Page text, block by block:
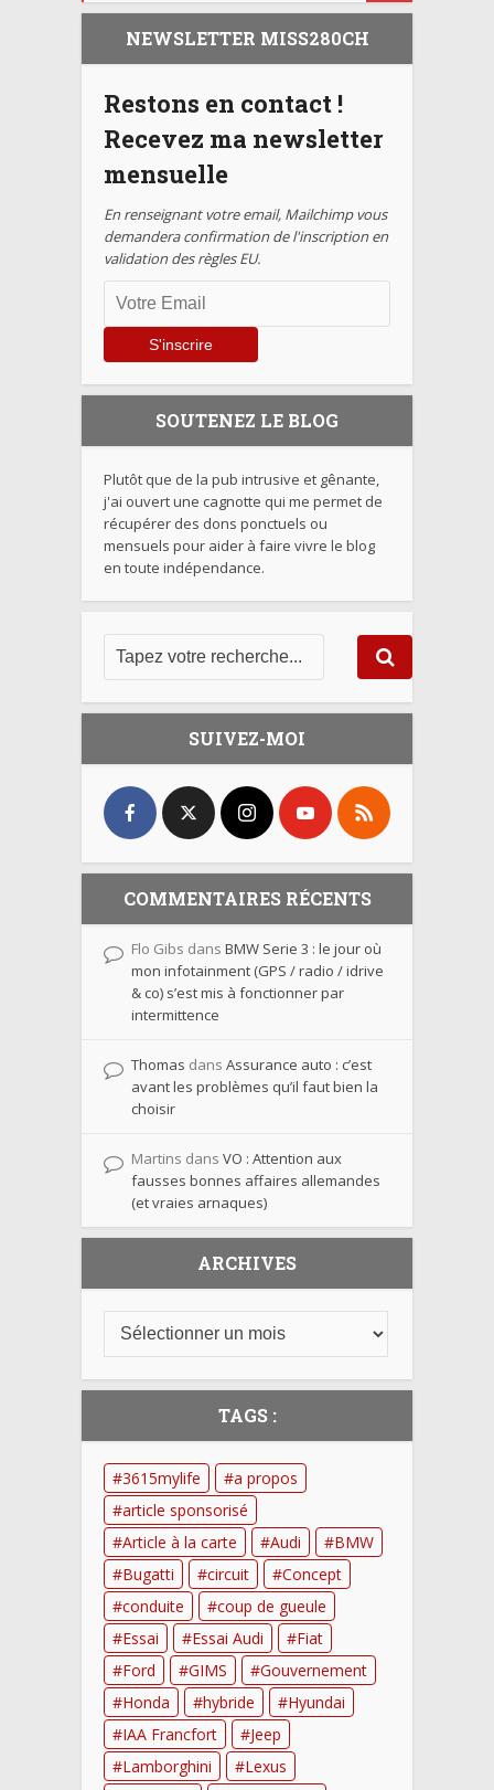
NEWSLETTER MISS280CH
Restons en contact !
Recevez ma newsletter
mensuelle
En renseignant votre email, Mailchimp vous
demandera confirmation de l'inscription en
validation des règles EU.
SOUTENEZ LE BLOG
Plutôt que de la pub intrusive et gênante,
j'ai ouvert une cagnotte qui me permet de
récupérer des dons ponctuels ou
mensuels pour aider à faire vivre le blog
en toute indépendance.
SUIVEZ-MOI
COMMENTAIRES RÉCENTS
Flo Gibs dans BMW Serie 3 : le jour où
mon infotainment (GPS / radio / idrive
& co) s’est mis à fonctionner par
intermittence
Thomas dans Assurance auto : c’est
avant les problèmes qu’il faut bien la
choisir
Martins dans VO : Attention aux
fausses bonnes affaires allemandes
(et vraies arnaques)
ARCHIVES
TAGS :
3615mylife
a propos
article sponsorisé
Article à la carte
Audi
BMW
Bugatti
circuit
Concept
conduite
coup de gueule
Essai
Essai Audi
Fiat
Ford
GIMS
Gouvernement
Honda
hybride
Hyundai
IAA Francfort
Jeep
Lamborghini
Lexus